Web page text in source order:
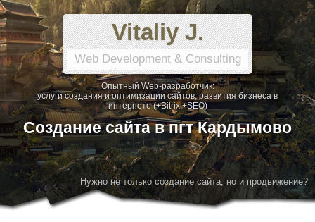
Vitaliy J.
Web Development & Consulting
Опытный Web-разработчик:
услуги создания и оптимизации сайтов, развития бизнеса в
интернете (+Bitrix +SEO)
Создание сайта в пгт Кардымово
Нужно не только создание сайта, но и продвижение?